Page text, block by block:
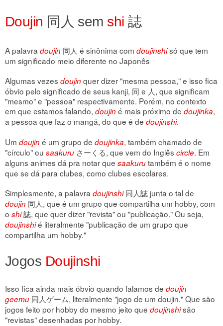
Doujin 同人 sem shi 誌
A palavra doujin 同人 é sinônima com doujinshisó que tem
um significado meio diferente no Japonês
Algumas vezes doujin quer dizer "mesma pessoa," e isso fica
óbvio pelo significado de seus kanji, 同 e 人, que significam
"mesmo" e "pessoa" respectivamente. Porém, no contexto
em que estamos falando, doujin é mais próximo de doujinka,
a pessoa que faz o mangá, do que é de doujinshi.
Um doujin é um grupo de doujinka, também chamado de
"círculo" ou saakuru さーくる, que vem do Inglês circle. Em
alguns animes dá pra notar que saakurutambém é o nome
que se dá para clubes, como clubes escolares.
Simplesmente, a palavra doujinshi同人誌 junta o tal de
doujin 同人, que é um grupo que compartilha um hobby, com
o shi誌, que quer dizer "revista" ou "publicação." Ou seja,
doujinshié literalmente "publicação de um grupo que
compartilha um hobby."
Jogos Doujinshi
Isso fica ainda mais óbvio quando falamos de doujin
geemu 同人ゲーム, literalmente "jogo de um doujin." Que são
jogos feito por hobby do mesmo jeito que doujinshisão
"revistas" desenhadas por hobby.